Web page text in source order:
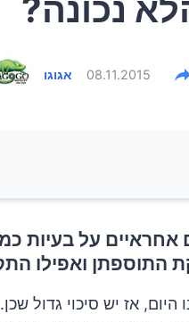
נכונה?
אגוגו 08.11.2015
על בעיות
התוספתן ואפילו
אז יש סיכוי גדול